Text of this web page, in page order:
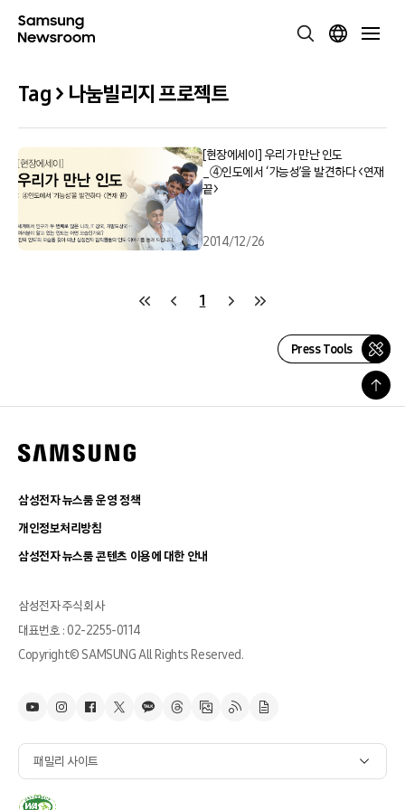
Tag > 나눔빌리지 프로젝트
[현장에세이] 우리가 만난 인도
_④인도에서 ‘가능성’을 발견하다 <연재
끝>
2014/12/26
1
Press Tools
삼성전자 뉴스룸 운영 정책
개인정보처리방침
삼성전자 뉴스룸 콘텐츠 이용에 대한 안내
삼성전자 주식회사
대표번호 : 02-2255-0114
Copyright© SAMSUNG All Rights Reserved.
패밀리 사이트